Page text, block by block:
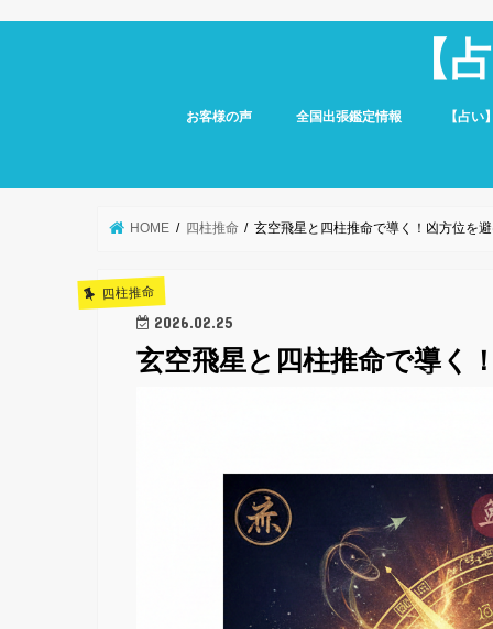
【
お客様の声 全国出張鑑定情報 【占
HOME 四柱推命 玄空飛星と四柱推命で導く！凶方位を
四柱推命
2026.02.25
玄空飛星と四柱推命で導く